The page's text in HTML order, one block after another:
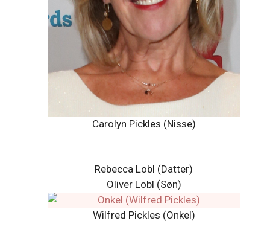
Carolyn Pickles (Nisse)
Rebecca Lobl (Datter)
Oliver Lobl (Søn)
Wilfred Pickles (Onkel)